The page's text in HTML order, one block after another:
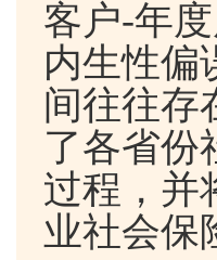
客户-年
内生性偏
间往往存
了各省份
过程，并
业社会保